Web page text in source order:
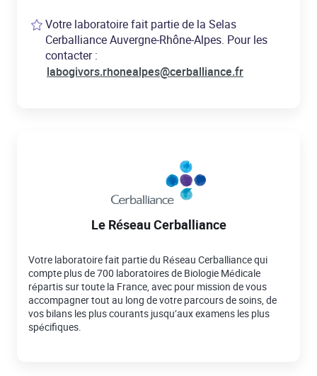
Votre laboratoire fait partie de la Selas
Cerballiance Auvergne-Rhône-Alpes. Pour les
contacter :
labogivors.rhonealpes@cerballiance.fr
Le Réseau Cerballiance
Votre laboratoire fait partie du Réseau Cerballiance qui
compte plus de 700 laboratoires de Biologie Médicale
répartis sur toute la France, avec pour mission de vous
accompagner tout au long de votre parcours de soins, de
vos bilans les plus courants jusqu’aux examens les plus
spécifiques.